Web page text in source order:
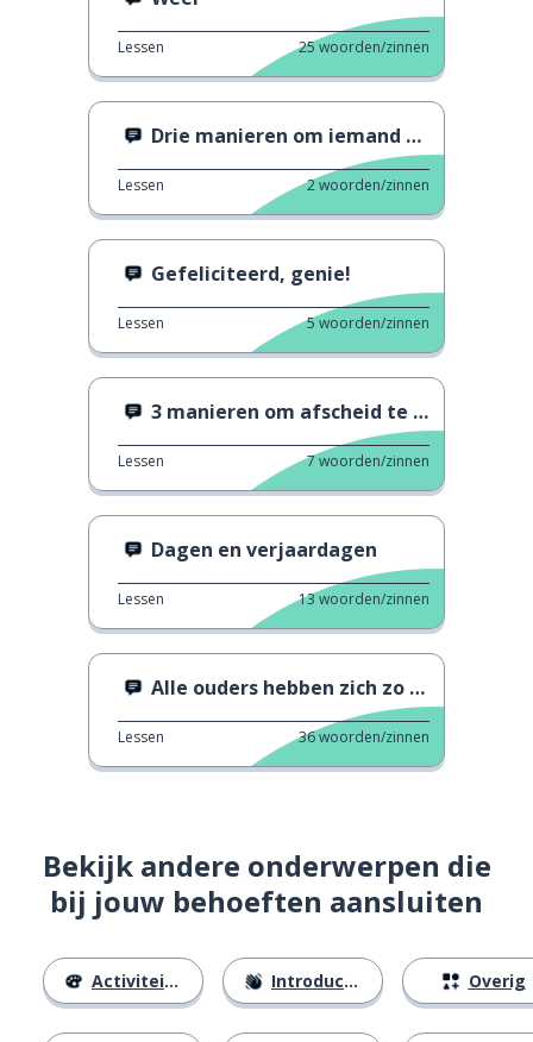
Lessen 25woorden/zinnen
Drie manieren om iemand te begroeten
Lessen 2woorden/zinnen
Gefeliciteerd, genie!
Lessen 5woorden/zinnen
3 manieren om afscheid te nemen
Lessen 7woorden/zinnen
Dagen en verjaardagen
Lessen 13woorden/zinnen
Alle ouders hebben zich zo gevoeld
Lessen 36woorden/zinnen
Bekijk andere onderwerpen die
bij jouw behoeften aansluiten
Activiteiten Introducties Overig